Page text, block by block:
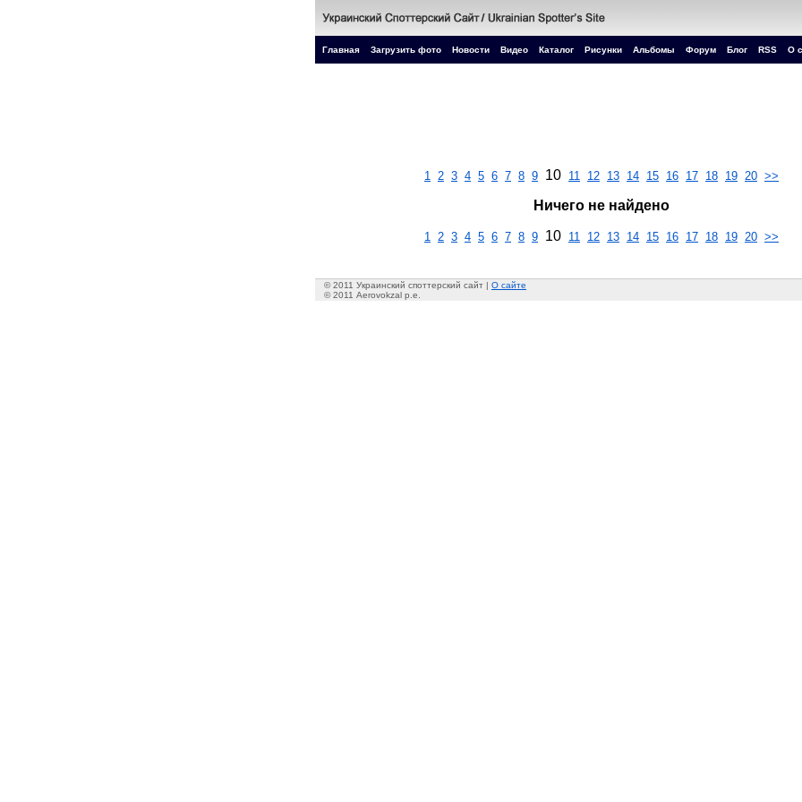
Главная Загрузить фото Новости Видео Каталог Рисунки Альбомы Форум Блог RSS О
1 2 3 4 5 6 7 8 9 10 11 12 13 14 15 16 17 18 19 20 >>
Ничего не найдено
1 2 3 4 5 6 7 8 9 10 11 12 13 14 15 16 17 18 19 20 >>
© 2011 Украинский споттерский сайт | О сайте
© 2011 Aerovokzal p.e.